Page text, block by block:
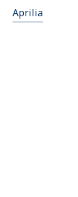
Aprilia